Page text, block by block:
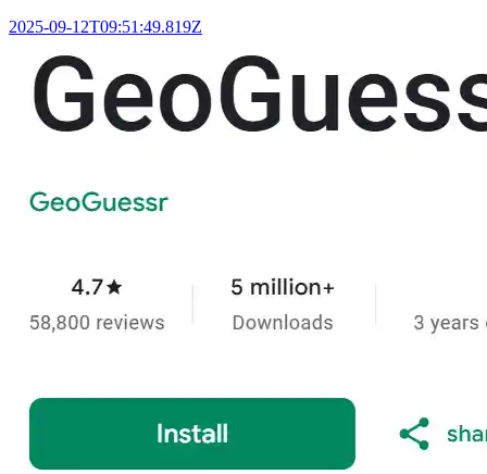
2025-09-12T09:51:49.819Z